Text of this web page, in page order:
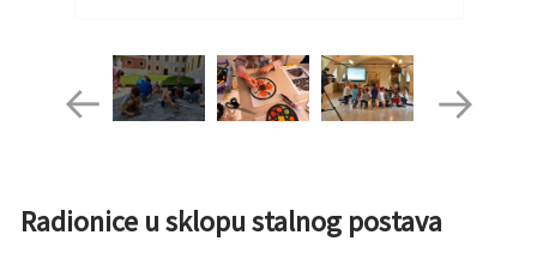
Radionice u sklopu stalnog postava